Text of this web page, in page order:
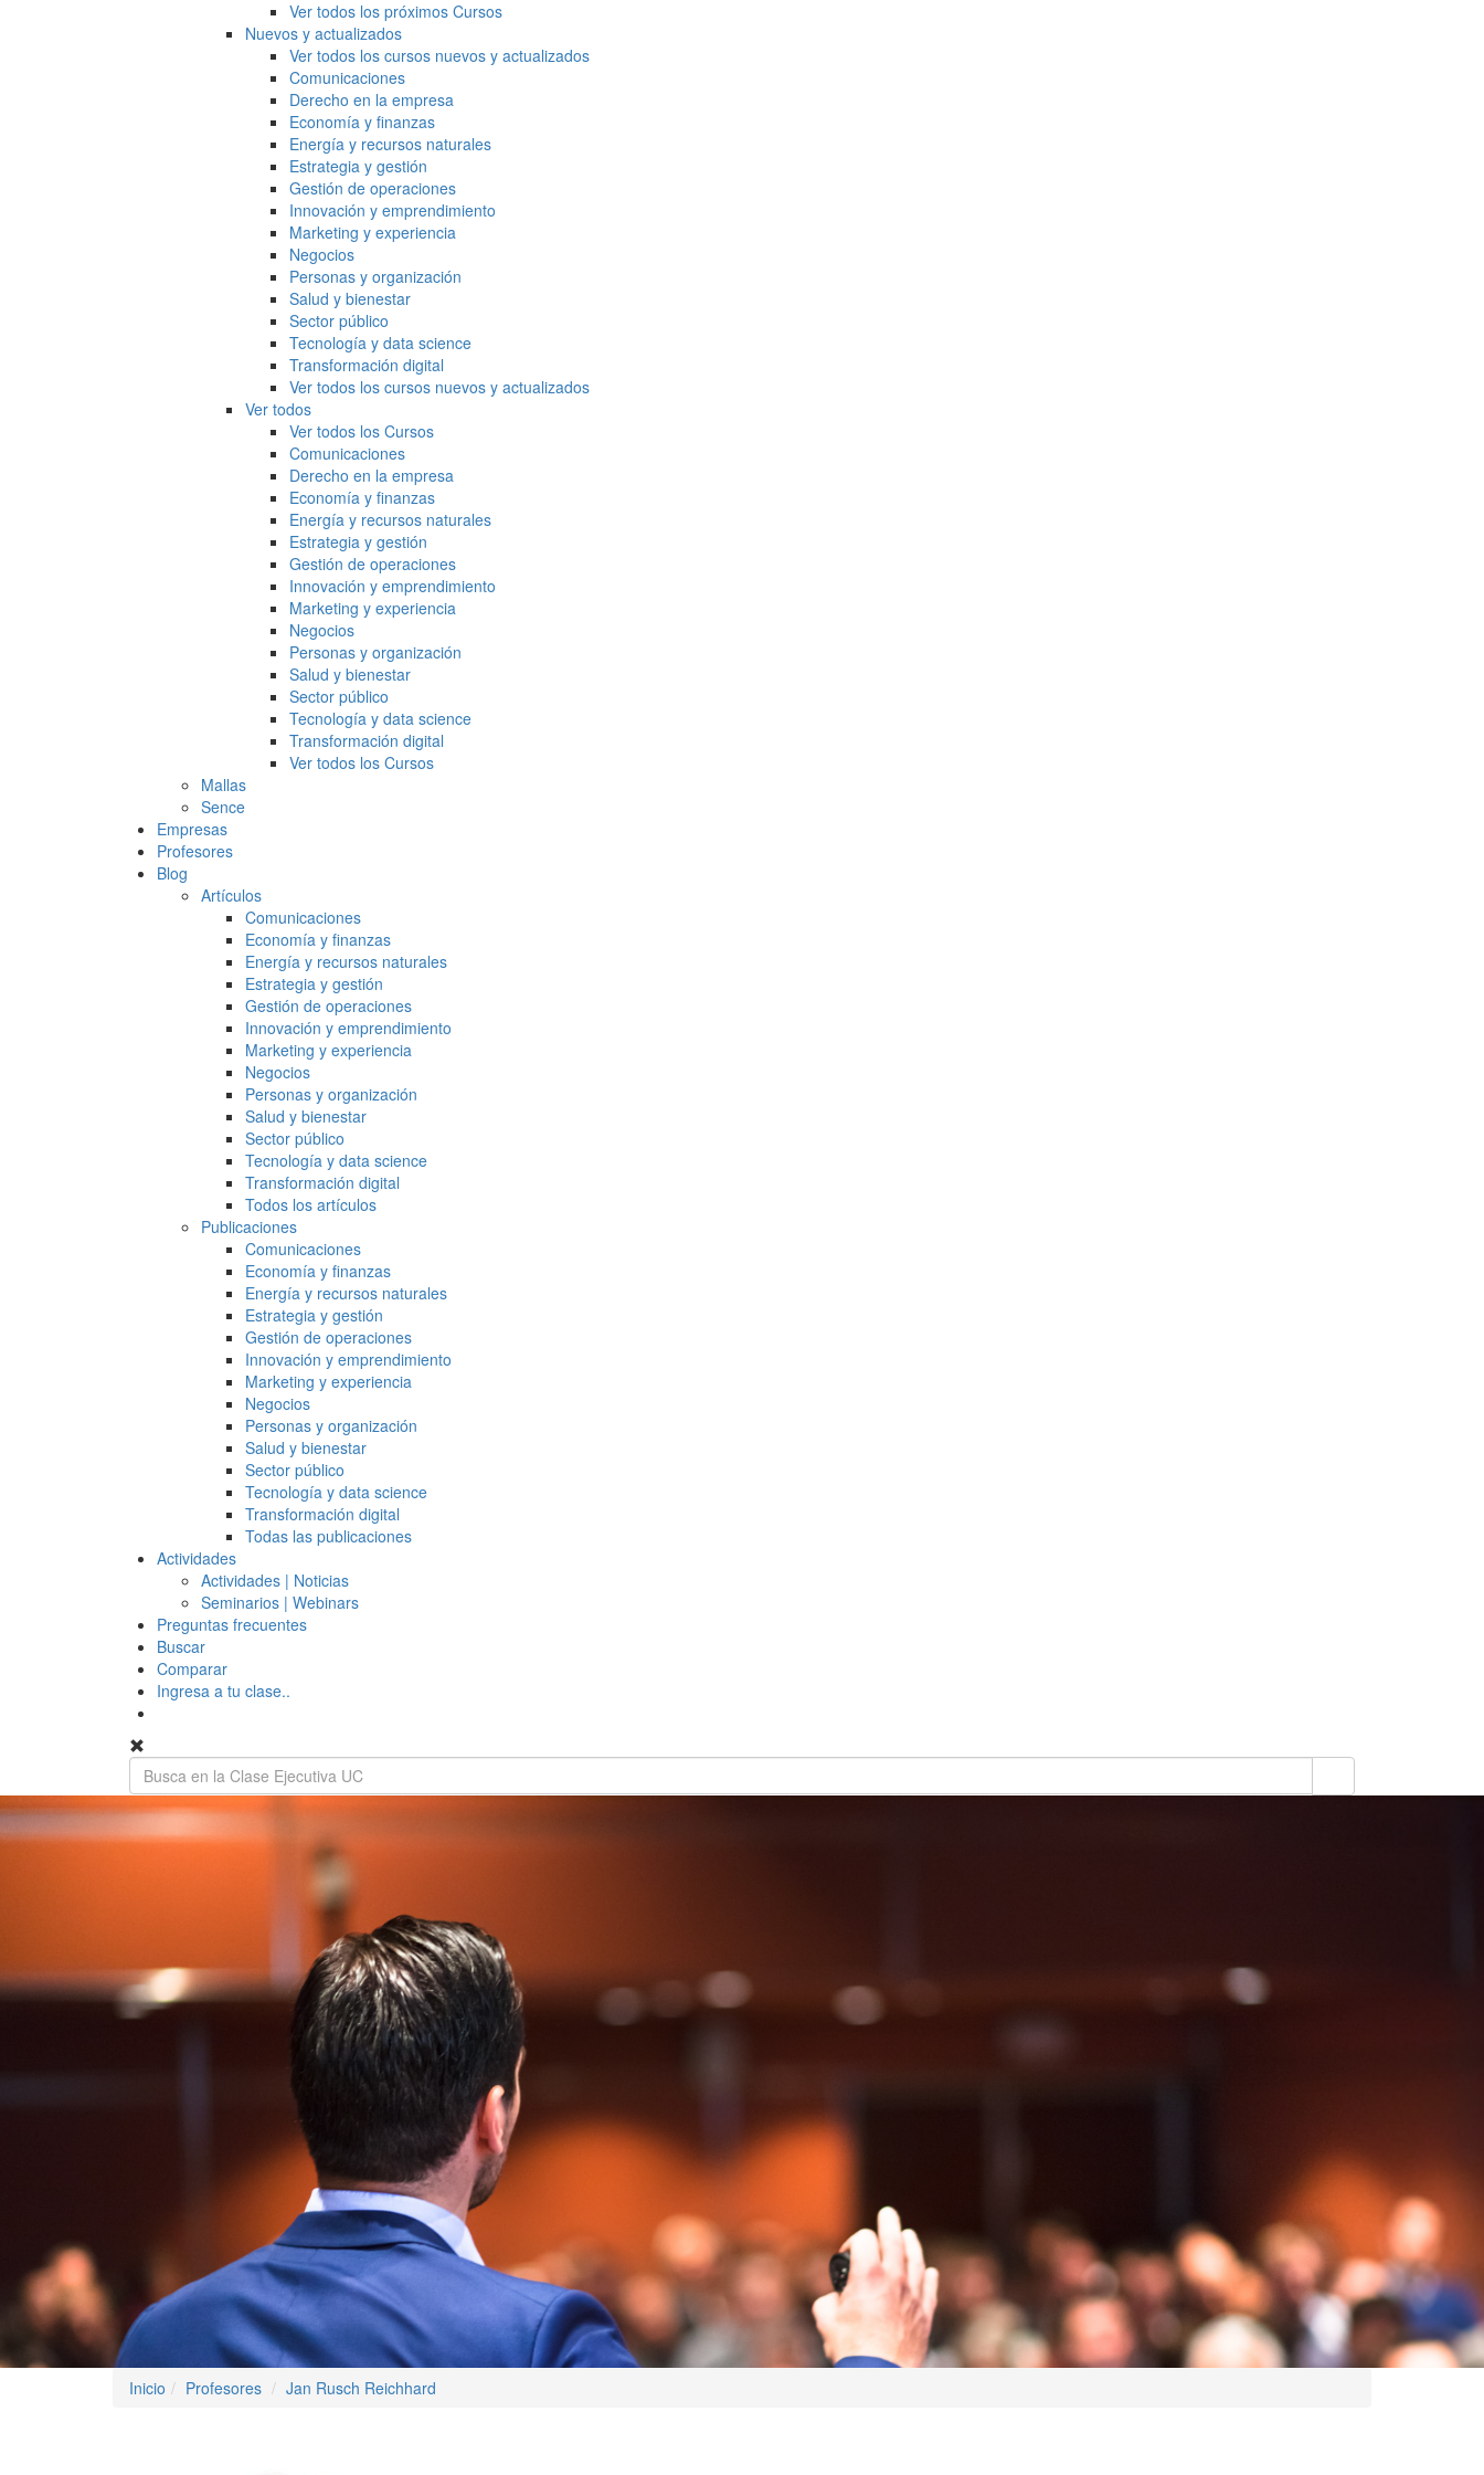
Ver todos los próximos Cursos
Nuevos y actualizados
Ver todos los cursos nuevos y actualizados
Comunicaciones
Derecho en la empresa
Economía y finanzas
Energía y recursos naturales
Estrategia y gestión
Gestión de operaciones
Innovación y emprendimiento
Marketing y experiencia
Negocios
Personas y organización
Salud y bienestar
Sector público
Tecnología y data science
Transformación digital
Ver todos los cursos nuevos y actualizados
Ver todos
Ver todos los Cursos
Comunicaciones
Derecho en la empresa
Economía y finanzas
Energía y recursos naturales
Estrategia y gestión
Gestión de operaciones
Innovación y emprendimiento
Marketing y experiencia
Negocios
Personas y organización
Salud y bienestar
Sector público
Tecnología y data science
Transformación digital
Ver todos los Cursos
Mallas
Sence
Empresas
Profesores
Blog
Artículos
Comunicaciones
Economía y finanzas
Energía y recursos naturales
Estrategia y gestión
Gestión de operaciones
Innovación y emprendimiento
Marketing y experiencia
Negocios
Personas y organización
Salud y bienestar
Sector público
Tecnología y data science
Transformación digital
Todos los artículos
Publicaciones
Comunicaciones
Economía y finanzas
Energía y recursos naturales
Estrategia y gestión
Gestión de operaciones
Innovación y emprendimiento
Marketing y experiencia
Negocios
Personas y organización
Salud y bienestar
Sector público
Tecnología y data science
Transformación digital
Todas las publicaciones
Actividades
Actividades | Noticias
Seminarios | Webinars
Preguntas frecuentes
Buscar
Comparar
Ingresa a tu clase..
Inicio Profesores Jan Rusch Reichhard